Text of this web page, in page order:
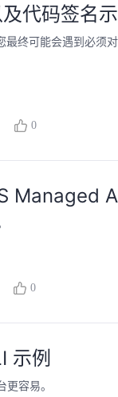
代码签名
终可能会遇到必须
0
Managed
0
示例
容易。